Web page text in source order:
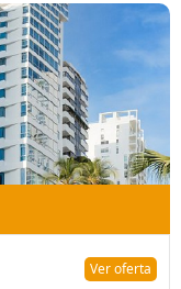
Ver oferta